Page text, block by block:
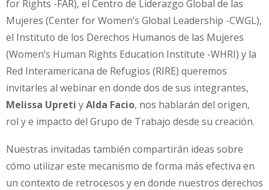
for Rights -FAR), el Centro de Liderazgo Global de las
Mujeres (Center for Women’s Global Leadership -CWGL),
el Instituto de los Derechos Humanos de las Mujeres
(Women’s Human Rights Education Institute -WHRI) y la
Red Interamericana de Refugios (RIRE) queremos
invitarles al webinar en donde dos de sus integrantes,
Melissa Upreti yAlda Facio, nos hablarán del origen,
rol y e impacto del Grupo de Trabajo desde su creación.
Nuestras invitadas también compartirán ideas sobre
cómo utilizar este mecanismo de forma más efectiva en
un contexto de retrocesos y en donde nuestros derechos